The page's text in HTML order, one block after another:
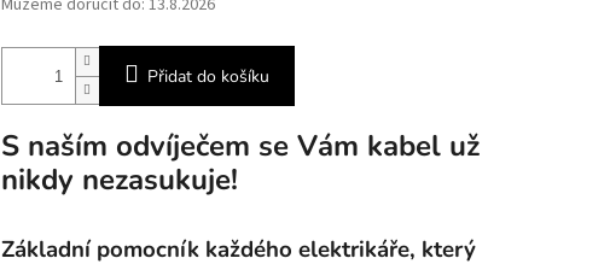
Můžeme doručit do: 13.8.2026
Přidat do košíku
S naším odvíječem se Vám kabel už
nikdy nezasukuje!
Základní pomocník každého elektrikáře, který